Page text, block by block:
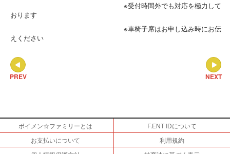
※受付時間外でも対応を極力して
おります
※車椅子席はお申し込み時にお伝
えください
NEXT
PREV
ボイメン☆ファミリーとは
F.ENT IDについて
お支払いについて
利用規約